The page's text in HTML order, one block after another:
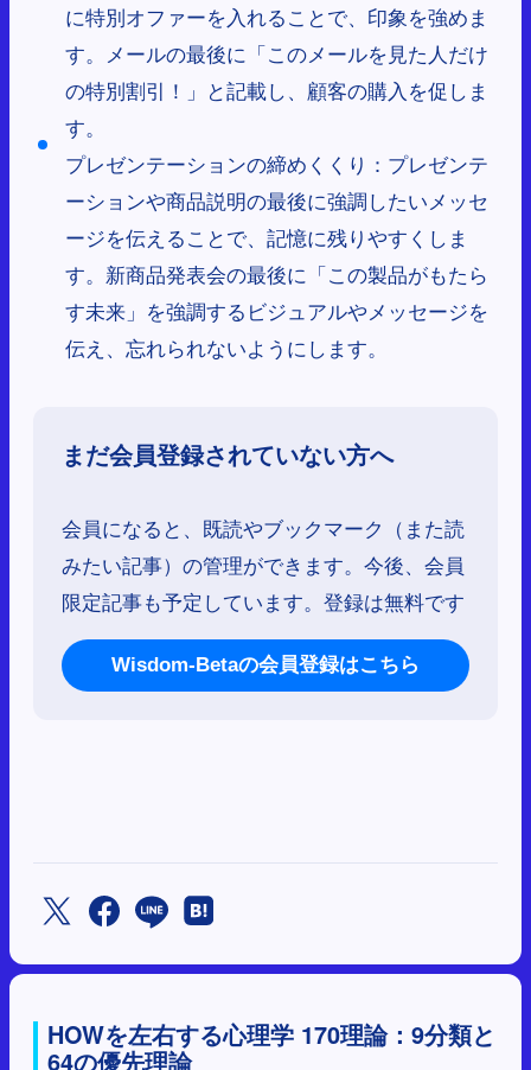
に特別オファーを入れることで、印象を強めま
す。メールの最後に「このメールを見た人だけ
の特別割引！」と記載し、顧客の購入を促しま
す。
プレゼンテーションの締めくくり：プレゼンテ
ーションや商品説明の最後に強調したいメッセ
ージを伝えることで、記憶に残りやすくしま
す。新商品発表会の最後に「この製品がもたら
す未来」を強調するビジュアルやメッセージを
伝え、忘れられないようにします。
まだ会員登録されていない方へ
会員になると、既読やブックマーク（また読
みたい記事）の管理ができます。今後、会員
限定記事も予定しています。登録は無料です
Wisdom-Betaの会員登録はこちら
HOWを左右する心理学 170理論：9分類と
64の優先理論